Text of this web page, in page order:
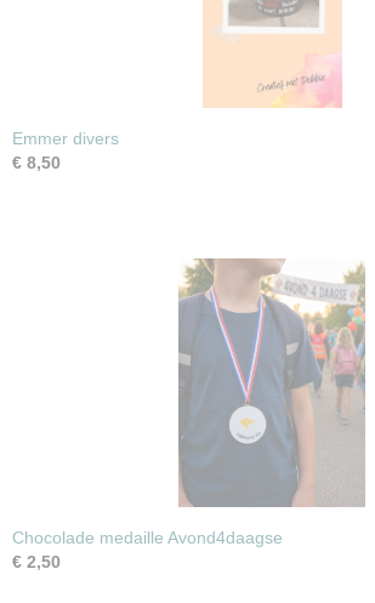
Emmer divers
€ 8,50
Chocolade medaille Avond4daagse
€ 2,50